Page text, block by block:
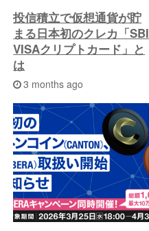
投信積立で仮想通貨が貯
まる日本初のクレカ「SBI
VISAクリプトカード」と
は
3 months ago